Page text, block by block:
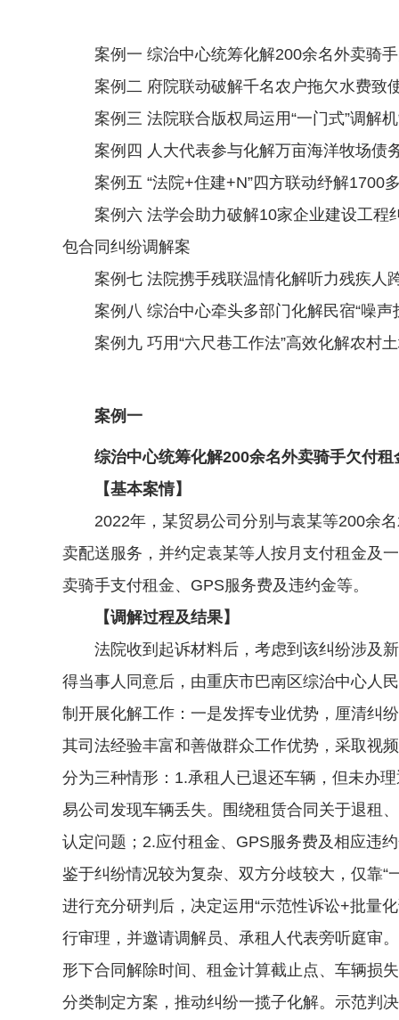
案例一 综治中心统筹化解200余名外卖骑
案例二 府院联动破解千名农户拖欠水费致
案例三 法院联合版权局运用“一门式”调解
案例四 人大代表参与化解万亩海洋牧场债
案例五 “法院+住建+N”四方联动纾解1700
案例六 法学会助力破解10家企业建设工程
包合同纠纷调解案
案例七 法院携手残联温情化解听力残疾人
案例八 综治中心牵头多部门化解民宿“噪声
案例九 巧用“六尺巷工作法”高效化解农村
案例一
综治中心统筹化解200余名外卖骑手欠付租
【基本案情】
2022年，某贸易公司分别与袁某等200余名
卖配送服务，并约定袁某等人按月支付租金及
卖骑手支付租金、GPS服务费及违约金等。
【调解过程及结果】
法院收到起诉材料后，考虑到该纠纷涉及新
得当事人同意后，由重庆市巴南区综治中心人
制开展化解工作：一是发挥专业优势，厘清纠
其司法经验丰富和善做群众工作优势，采取视
分为三种情形：1.承租人已退还车辆，但未办
易公司发现车辆丢失。围绕租赁合同关于退租
认定问题；2.应付租金、GPS服务费及相应违
鉴于纠纷情况较为复杂、双方分歧较大，仅靠
进行充分研判后，决定运用“示范性诉讼+批量
行审理，并邀请调解员、承租人代表旁听庭审
形下合同解除时间、租金计算截止点、车辆损
分类制定方案，推动纠纷一揽子化解。示范判